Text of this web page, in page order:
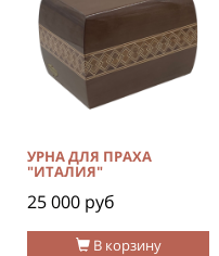
В корзину
УРНА ДЛЯ ПРАХА
"ИТАЛИЯ"
25 000 руб